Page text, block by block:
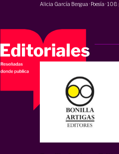
Alicia García Bergua · Poesía ·108